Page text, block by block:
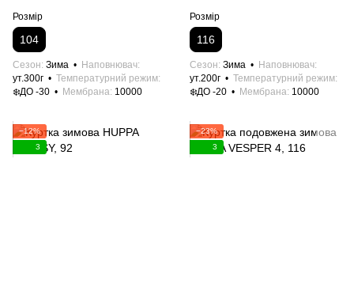
Розмір
104
Сезон Зима
Наповнювач
ут.300г
Температурний режим
❄️ДО -30
Мембрана 10000
Розмір
116
Сезон Зима
Наповнювач
ут.200г
Температурний режим
❄️ДО -20
Мембрана 10000
−12%
3
−23%
3